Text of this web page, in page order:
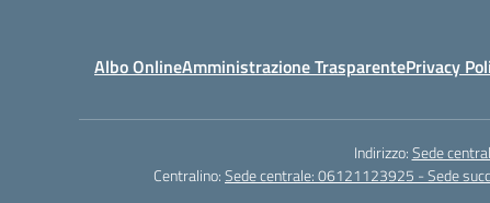
Albo OnlineAmministrazione TrasparentePrivacy
Indirizzo:Sede
Centralino:Sede centrale: 06121123925 - Sede